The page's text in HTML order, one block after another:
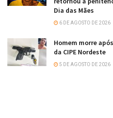
Dia das Mães
6 DE AGOSTO DE 2026
Homem morre
da CIPE Nordeste
5 DE AGOSTO DE 2026